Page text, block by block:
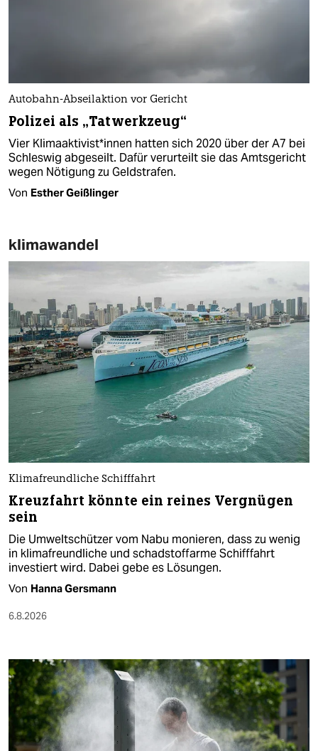
Autobahn-Abseilaktion vor Gericht
Polizei als „Tatwerkzeug“
Vier Klimaak­ti­vis­t*in­nen hatten sich 2020 über der A7 bei
Schleswig abgeseilt. Dafür verurteilt sie das Amtsgericht
wegen Nötigung zu Geldstrafen.
Von Esther Geißlinger
klimawandel
Klimafreundliche Schifffahrt
Kreuzfahrt könnte ein reines Vergnügen
sein
Die Umweltschützer vom Nabu monieren, dass zu wenig
in klimafreundliche und schadstoffarme Schifffahrt
investiert wird. Dabei gebe es Lösungen.
Von Hanna Gersmann
6.8.2026